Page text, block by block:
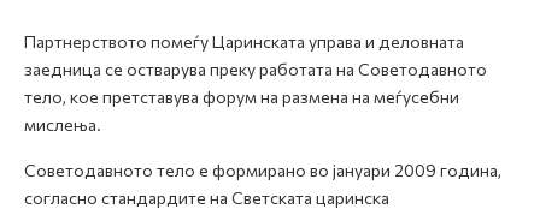
Бизнис заедница
Open
Е-Царина
Партнерството помеѓу Царинската управа и деловната
заедница се остварува преку работата на Советодавното
тело, кое претставува форум на размена на меѓусебни
мислења.
Советодавното тело е формирано во јануари 2009 година,
согласно стандардите на Светската царинска